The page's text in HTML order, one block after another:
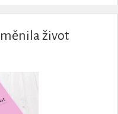
život